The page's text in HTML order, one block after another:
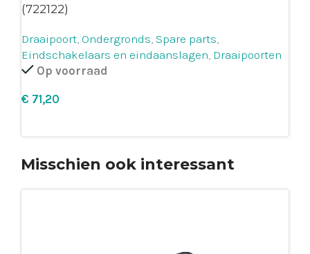
(722122)
Draaipoort, Ondergronds, Spare parts,
Eindschakelaars en eindaanslagen, Draaipoorten
Op voorraad
€
Misschien ook interessant